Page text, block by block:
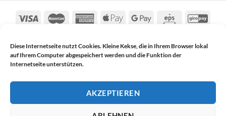
Diese Internetseite nutzt Cookies. Kleine Kekse, die in Ihrem Browser lokal
auf Ihrem Computer abgespeichert werden und die Funktion der
Internetseite unterstützen.
AKZEPTIEREN
AGB
DATENSCHUTZERKLÄRUNG
WITHDRAW FROM CONTRACT